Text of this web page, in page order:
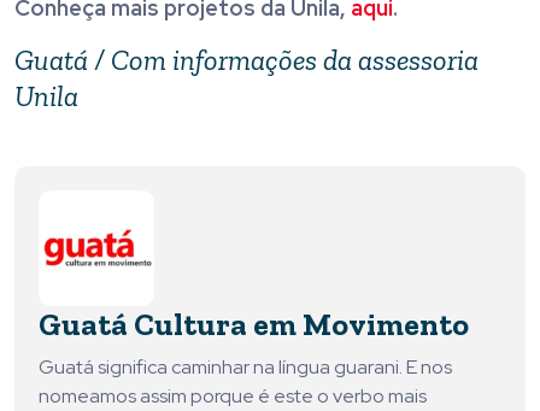
Conheça mais projetos da Unila, aqui.
Guatá / Com informações da assessoria
Unila
Guatá Cultura em Movimento
Guatá significa caminhar na língua guarani. E nos
nomeamos assim porque é este o verbo mais